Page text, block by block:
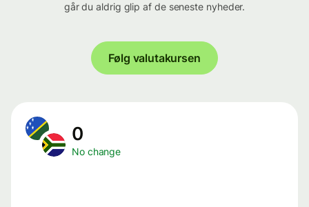
går du aldrig glip af de seneste nyheder.
Følg valutakursen
0
No change